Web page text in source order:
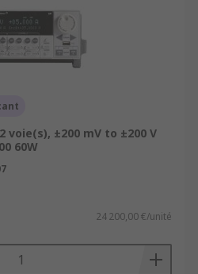
est idéal lorsque
mesure de la
unité de mesure de la
qui peut mesurer et
courant. Un
les caractéristiques
multimètre
dans un seul et même
une alimentation
courant, une charge
voie(s), ±200 mV to ±200 V
60W
24 200,00 €/unité